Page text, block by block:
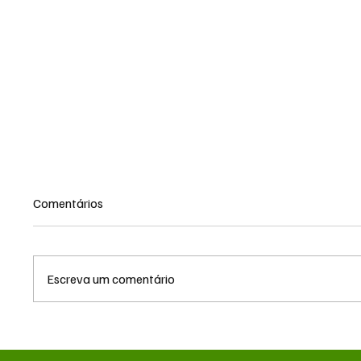
Comentários
Escreva um comentário